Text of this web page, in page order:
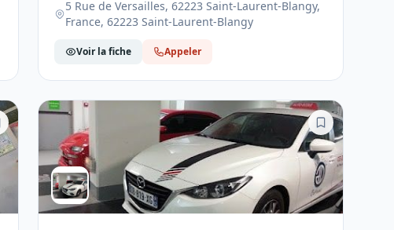
5 Rue de Versailles, 62223 Saint-Laurent-Blangy,
France, 62223 Saint-Laurent-Blangy
Voir la fiche Appeler